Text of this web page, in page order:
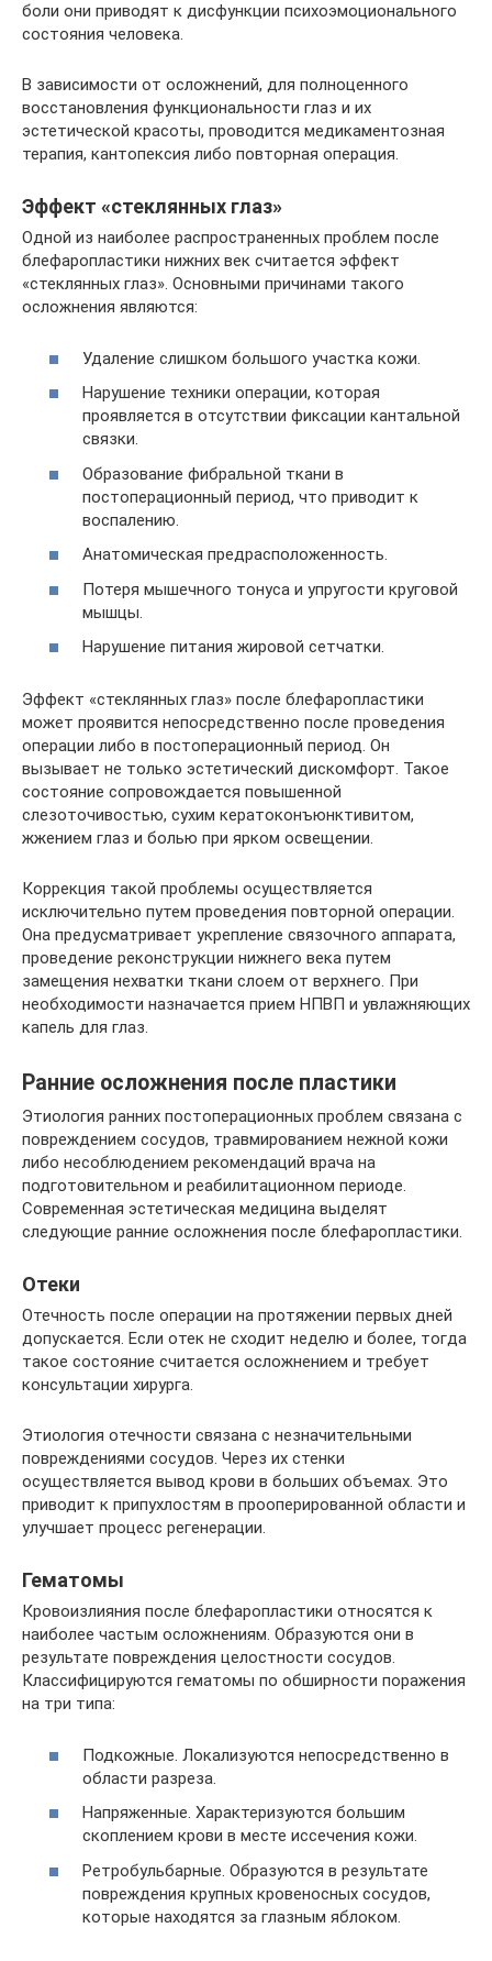
боли они приводят к дисфункции психоэмоционального
состояния человека.
В зависимости от осложнений, для полноценного
восстановления функциональности глаз и их
эстетической красоты, проводится медикаментозная
терапия, кантопексия либо повторная операция.
Эффект «стеклянных глаз»
Одной из наиболее распространенных проблем после
блефаропластики нижних век считается эффект
«стеклянных глаз». Основными причинами такого
осложнения являются:
Удаление слишком большого участка кожи.
Нарушение техники операции, которая
проявляется в отсутствии фиксации кантальной
связки.
Образование фибральной ткани в
постоперационный период, что приводит к
воспалению.
Анатомическая предрасположенность.
Потеря мышечного тонуса и упругости круговой
мышцы.
Нарушение питания жировой сетчатки.
Эффект «стеклянных глаз» после блефаропластики
может проявится непосредственно после проведения
операции либо в постоперационный период. Он
вызывает не только эстетический дискомфорт. Такое
состояние сопровождается повышенной
слезоточивостью, сухим кератоконъюнктивитом,
жжением глаз и болью при ярком освещении.
Коррекция такой проблемы осуществляется
исключительно путем проведения повторной операции.
Она предусматривает укрепление связочного аппарата,
проведение реконструкции нижнего века путем
замещения нехватки ткани слоем от верхнего. При
необходимости назначается прием НПВП и увлажняющих
капель для глаз.
Ранние осложнения после пластики
Этиология ранних постоперационных проблем связана с
повреждением сосудов, травмированием нежной кожи
либо несоблюдением рекомендаций врача на
подготовительном и реабилитационном периоде.
Современная эстетическая медицина выделят
следующие ранние осложнения после блефаропластики.
Отеки
Отечность после операции на протяжении первых дней
допускается. Если отек не сходит неделю и более, тогда
такое состояние считается осложнением и требует
консультации хирурга.
Этиология отечности связана с незначительными
повреждениями сосудов. Через их стенки
осуществляется вывод крови в больших объемах. Это
приводит к припухлостям в прооперированной области и
улучшает процесс регенерации.
Гематомы
Кровоизлияния после блефаропластики относятся к
наиболее частым осложнениям. Образуются они в
результате повреждения целостности сосудов.
Классифицируются гематомы по обширности поражения
на три типа:
Подкожные. Локализуются непосредственно в
области разреза.
Напряженные. Характеризуются большим
скоплением крови в месте иссечения кожи.
Ретробульбарные. Образуются в результате
повреждения крупных кровеносных сосудов,
которые находятся за глазным яблоком.